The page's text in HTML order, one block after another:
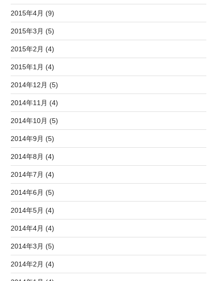
2015年4月 (9)
2015年3月 (5)
2015年2月 (4)
2015年1月 (4)
2014年12月 (5)
2014年11月 (4)
2014年10月 (5)
2014年9月 (5)
2014年8月 (4)
2014年7月 (4)
2014年6月 (5)
2014年5月 (4)
2014年4月 (4)
2014年3月 (5)
2014年2月 (4)